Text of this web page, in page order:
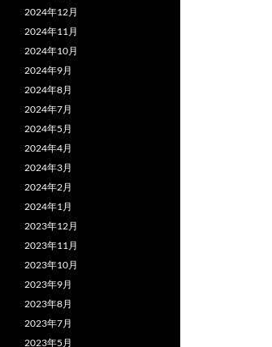
2024年12月
2024年11月
2024年10月
2024年9月
2024年8月
2024年7月
2024年5月
2024年4月
2024年3月
2024年2月
2024年1月
2023年12月
2023年11月
2023年10月
2023年9月
2023年8月
2023年7月
2023年5月